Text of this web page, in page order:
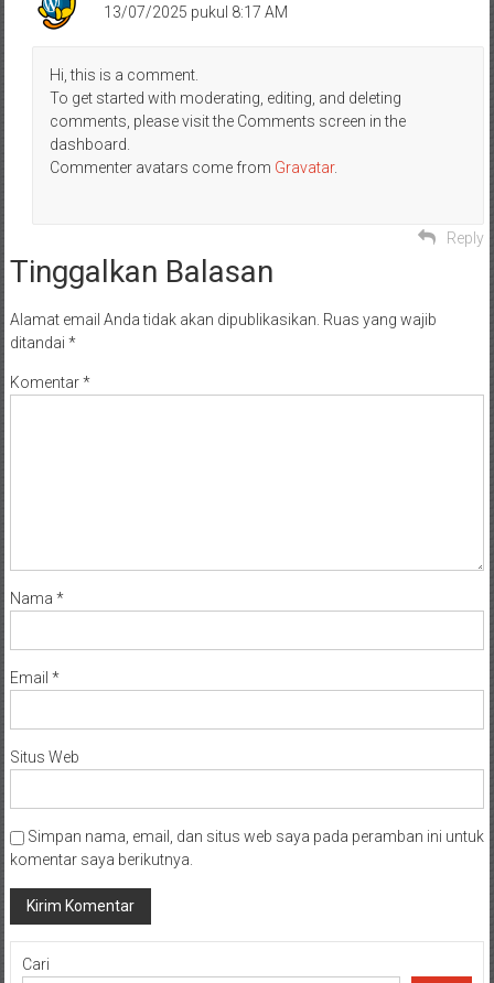
13/07/2025 pukul 8:17 AM
Hi, this is a comment.
To get started with moderating, editing, and deleting
comments, please visit the Comments screen in the
dashboard.
Commenter avatars come from Gravatar.
Reply
Tinggalkan Balasan
Alamat email Anda tidak akan dipublikasikan. Ruas yang wajib
ditandai *
Komentar*
Nama *
Email *
Situs Web
Simpan nama, email, dan situs web saya pada peramban ini untuk
komentar saya berikutnya.
Cari